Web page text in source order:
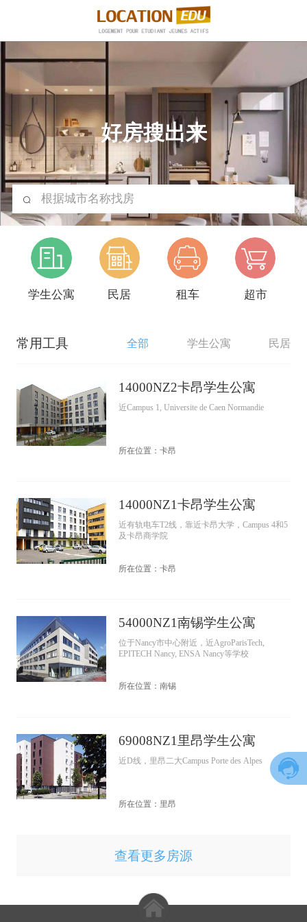
好房搜出来
根据城市名称找房
学生公寓 民居 租车 超市
常用工具 全部 学生公寓 民居
14000NZ2卡昂学生公寓
近Campus 1, Universite de Caen Normandie
所在位置：卡昂
14000NZ1卡昂学生公寓
近有轨电车T2线，靠近卡昂大学，Campus 4和5
及卡昂商学院
所在位置：卡昂
54000NZ1南锡学生公寓
位于Nancy市中心附近，近AgroParisTech,
EPITECH Nancy, ENSA Nancy等学校
所在位置：南锡
69008NZ1里昂学生公寓
近D线，里昂二大Campus Porte des Alpes
所在位置：里昂
查看更多房源